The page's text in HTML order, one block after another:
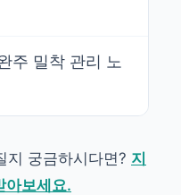
주 밀착 관리 노
지 궁금하시다면? 지
아보세요.